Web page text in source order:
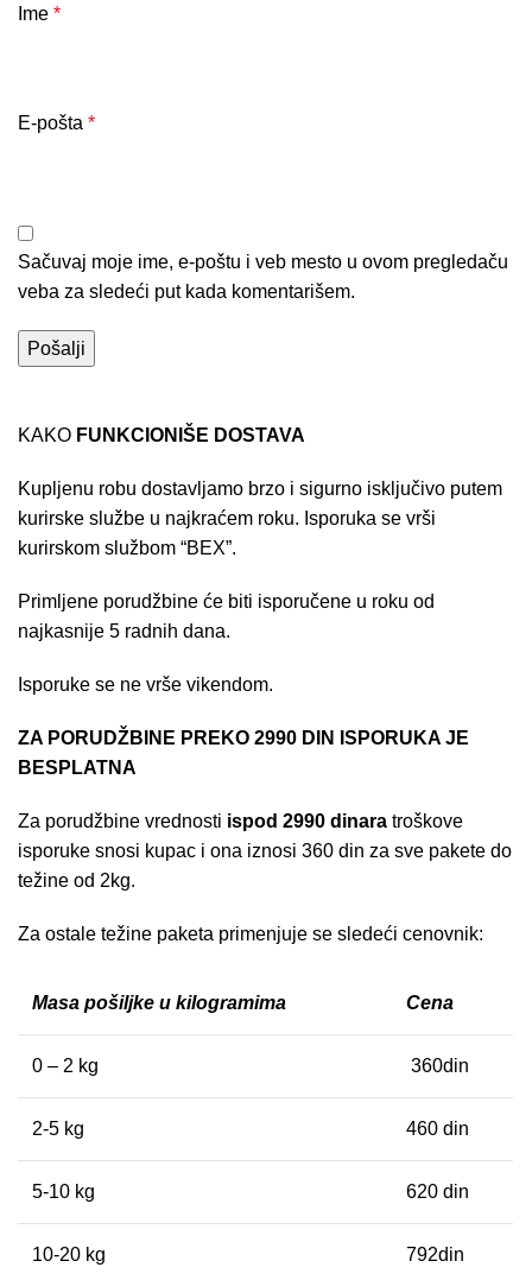
Ime*
E-pošta*
Sačuvaj moje ime, e-poštu i veb mesto u ovom pregledaču
veba za sledeći put kada komentarišem.
KAKO FUNKCIONIŠE DOSTAVA
Kupljenu robu dostavljamo brzo i sigurno isključivo putem
kurirske službe u najkraćem roku. Isporuka se vrši
kurirskom službom “BEX”.
Primljene porudžbine će biti isporučene u roku od
najkasnije 5 radnih dana.
Isporuke se ne vrše vikendom.
ZA PORUDŽBINE PREKO 2990 DIN ISPORUKA JE
BESPLATNA
Za porudžbine vrednosti ispod 2990 dinara troškove
isporuke snosi kupac i ona iznosi 360 din za sve pakete do
težine od 2kg.
Za ostale težine paketa primenjuje se sledeći cenovnik:
Masa pošiljke u kilogramima Cena
0 – 2 kg 360din
2-5 kg 460 din
5-10 kg 620 din
10-20 kg 792din